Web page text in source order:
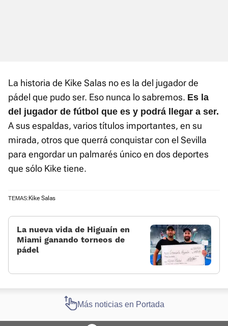
La historia de Kike Salas no es la del jugador de
pádel que pudo ser. Eso nunca lo sabremos. Es la
del jugador de fútbol que es y podrá llegar a ser.
A sus espaldas, varios títulos importantes, en su
mirada, otros que querrá conquistar con el Sevilla
para engordar un palmarés único en dos deportes
que sólo Kike tiene.
TEMAS:Kike Salas
La nueva vida de Higuaín en
Miami ganando torneos de
pádel
Más noticias en Portada